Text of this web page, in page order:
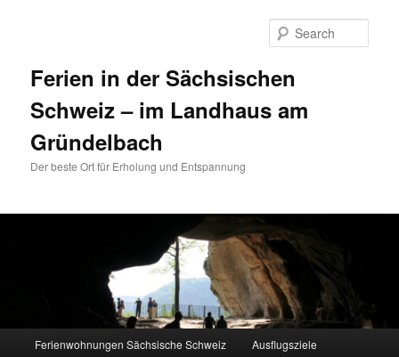
Ferien in der Sächsischen
Schweiz – im Landhaus am
Gründelbach
Der beste Ort für Erholung und Entspannung
Skip to primary content
Skip to secondary content
Ferienwohnungen Sächsische Schweiz Ausflugsziele